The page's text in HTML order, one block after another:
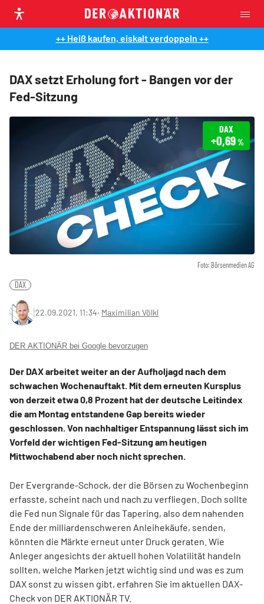
++ Heiß kaufen, eiskalt verdoppeln ++
DAX setzt Erholung fort - Bangen vor der
Fed-Sitzung
Foto: Börsenmedien AG
DAX
+0,69%
DAX
22.09.2021, 11:34‧ Maximilian Völkl
DER AKTIONÄR bei Google bevorzugen
Der DAX arbeitet weiter an der Aufholjagd nach dem
schwachen Wochenauftakt. Mit dem erneuten Kursplus
von derzeit etwa 0,8 Prozent hat der deutsche Leitindex
die am Montag entstandene Gap bereits wieder
geschlossen. Von nachhaltiger Entspannung lässt sich im
Vorfeld der wichtigen Fed-Sitzung am heutigen
Mittwochabend aber noch nicht sprechen.
Der Evergrande-Schock, der die Börsen zu Wochenbeginn
erfasste, scheint nach und nach zu verfliegen. Doch sollte
die Fed nun Signale für das Tapering, also dem nahenden
Ende der milliardenschweren Anleihekäufe, senden,
könnten die Märkte erneut unter Druck geraten. Wie
Anleger angesichts der aktuell hohen Volatilität handeln
sollten, welche Marken jetzt wichtig sind und was es zum
DAX sonst zu wissen gibt, erfahren Sie im aktuellen DAX-
Check von DER AKTIONÄR TV.